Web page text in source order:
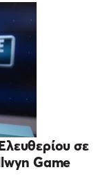
σε
Game